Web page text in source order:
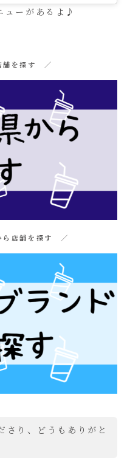
ューがあるよ♪
舗を探す ／
ら店舗を探す ／
さり、どうもありがと